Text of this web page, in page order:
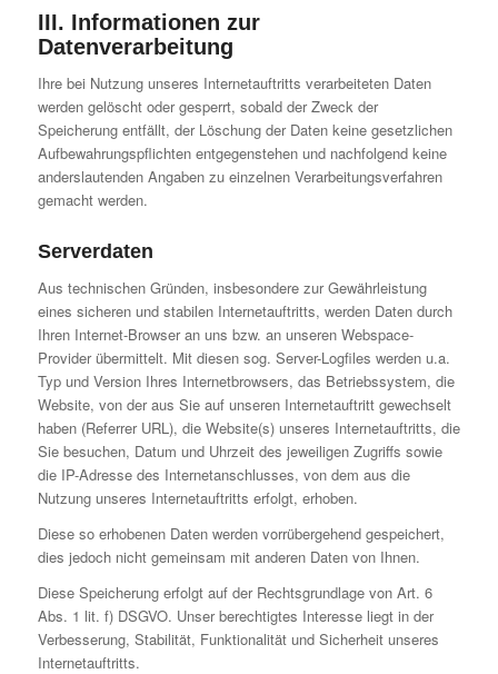
III. Informationen zur
Datenverarbeitung
Ihre bei Nutzung unseres Internetauftritts verarbeiteten Daten
werden gelöscht oder gesperrt, sobald der Zweck der
Speicherung entfällt, der Löschung der Daten keine gesetzlichen
Aufbewahrungspflichten entgegenstehen und nachfolgend keine
anderslautenden Angaben zu einzelnen Verarbeitungsverfahren
gemacht werden.
Serverdaten
Aus technischen Gründen, insbesondere zur Gewährleistung
eines sicheren und stabilen Internetauftritts, werden Daten durch
Ihren Internet-Browser an uns bzw. an unseren Webspace-
Provider übermittelt. Mit diesen sog. Server-Logfiles werden u.a.
Typ und Version Ihres Internetbrowsers, das Betriebssystem, die
Website, von der aus Sie auf unseren Internetauftritt gewechselt
haben (Referrer URL), die Website(s) unseres Internetauftritts, die
Sie besuchen, Datum und Uhrzeit des jeweiligen Zugriffs sowie
die IP-Adresse des Internetanschlusses, von dem aus die
Nutzung unseres Internetauftritts erfolgt, erhoben.
Diese so erhobenen Daten werden vorrübergehend gespeichert,
dies jedoch nicht gemeinsam mit anderen Daten von Ihnen.
Diese Speicherung erfolgt auf der Rechtsgrundlage von Art. 6
Abs. 1 lit. f) DSGVO. Unser berechtigtes Interesse liegt in der
Verbesserung, Stabilität, Funktionalität und Sicherheit unseres
Internetauftritts.